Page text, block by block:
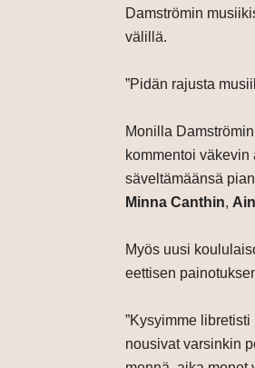
Damströmin
välillä.
”Pidän rajusta
Monilla
kommentoi
säveltämäänsä
Minna Canthin,
Myös uusi
eettisen
”Kysyimme libretisti
nousivat varsinkin